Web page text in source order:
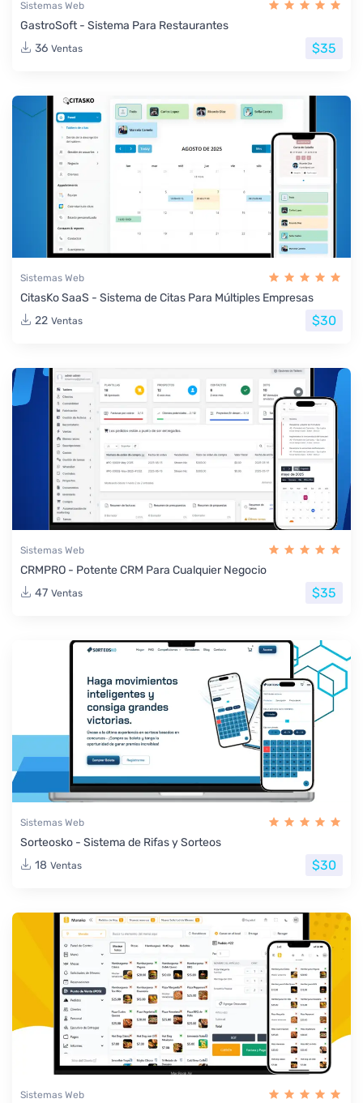
Sistemas Web
GastroSoft - Sistema Para Restaurantes
36 Ventas $35
Sistemas Web
CitasKo SaaS - Sistema de Citas Para Múltiples Empresas
22 Ventas $30
Sistemas Web
CRMPRO - Potente CRM Para Cualquier Negocio
47 Ventas $35
Sistemas Web
Sorteosko - Sistema de Rifas y Sorteos
18 Ventas $30
Sistemas Web